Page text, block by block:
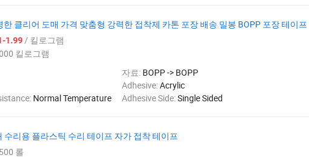
클리어 도매 가격 맞춤형 강력한 접착제 카톤 포장 배송 밀봉 BOPP 포장 테이프
1.99/ 킬로그램
킬로그램
자료: BOPP -> BOPP
Adhesive:Acrylic
Normal Temperature Adhesive Side:Single Sided
수리용 플라스틱 수리 테이프 자가 접착 테이프
롤